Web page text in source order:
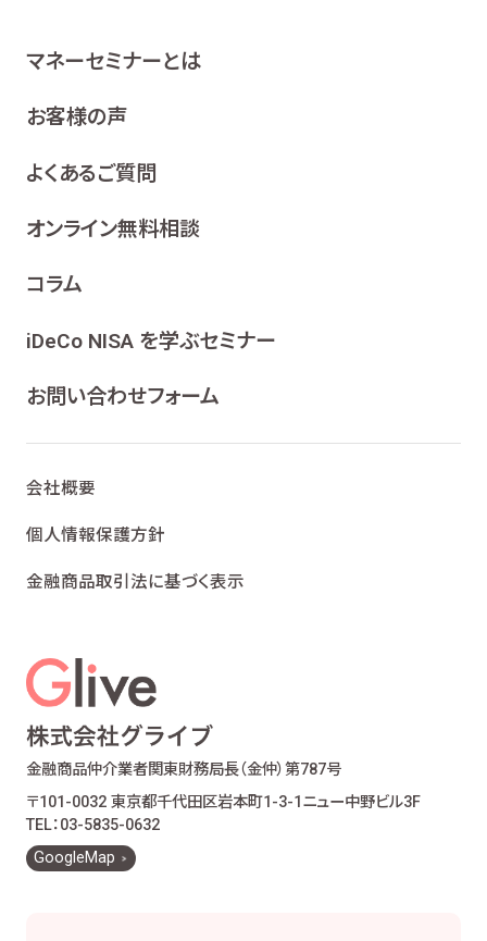
金融商品仲介業者関東財務局長（金仲）第787号
〒101-0032 東京都千代田区岩本町1-3-1 ニュー中野ビル3F
TEL：03-5835-0632
GoogleMap
マネーセミナーとは
お客様の声
よくあるご質問
オンライン無料相談
コラム
iDeCo NISA を学ぶセミナー
お問い合わせフォーム
会社概要
個人情報保護方針
金融商品取引法に基づく表示